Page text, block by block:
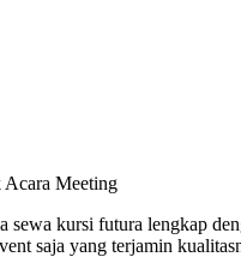
Meeting
sewa kursi futura lengkap
saja yang terjamin